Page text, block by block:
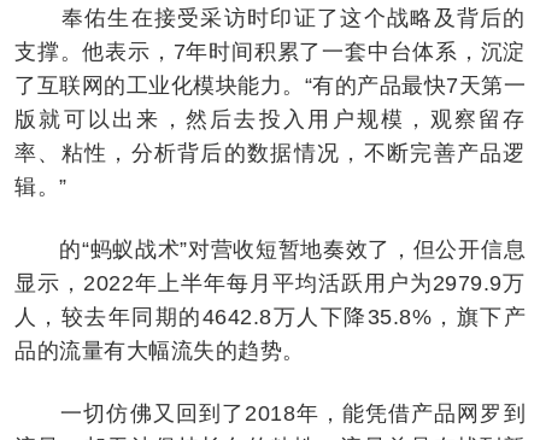
奉佑生在接受采访时印证了这个战略及背后的
支撑。他表示，7年时间积累了一套中台体系，沉淀
了互联网的工业化模块能力。“有的产品最快7天第一
版就可以出来，然后去投入用户规模，观察留存
率、粘性，分析背后的数据情况，不断完善产品逻
辑。”
的“蚂蚁战术”对营收短暂地奏效了，但公开信息
显示，2022年上半年每月平均活跃用户为2979.9万
人，较去年同期的4642.8万人下降35.8%，旗下产
品的流量有大幅流失的趋势。
一切仿佛又回到了2018年，能凭借产品网罗到